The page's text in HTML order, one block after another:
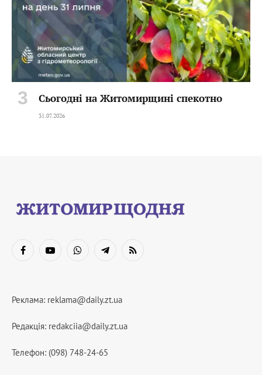
Сьогодні на Житомирщині спекотно
31.07.2026
FacebookYouTubeWhatsAppTelegramRSS
Реклама: reklama@daily.zt.ua
Редакція: redakciia@daily.zt.ua
Телефон: (098) 748-24-65